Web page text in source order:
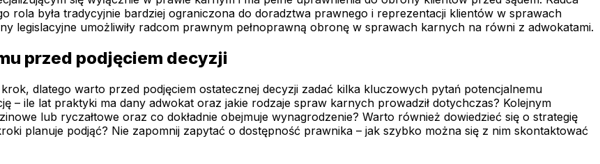
rola była tradycyjnie bardziej ograniczona do doradztwa prawnego i reprezentacji klientów w sprawach
legislacyjne umożliwiły radcom prawnym pełnoprawną obronę w sprawach karnych na równi z adwokatami.
przed podjęciem decyzji
dlatego warto przed podjęciem ostatecznej decyzji zadać kilka kluczowych pytań potencjalnemu
– ile lat praktyki ma dany adwokat oraz jakie rodzaje spraw karnych prowadził dotychczas? Kolejnym
lub ryczałtowe oraz co dokładnie obejmuje wynagrodzenie? Warto również dowiedzieć się o strategię
planuje podjąć? Nie zapomnij zapytać o dostępność prawnika – jak szybko można się z nim skontaktować